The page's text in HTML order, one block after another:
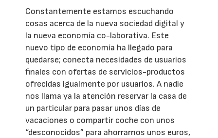
Constantemente estamos escuchando
cosas acerca de la nueva sociedad digital y
la nueva economía co-laborativa. Este
nuevo tipo de economía ha llegado para
quedarse; conecta necesidades de usuarios
finales con ofertas de servicios-productos
ofrecidas igualmente por usuarios. A nadie
nos llama ya la atención reservar la casa de
un particular para pasar unos días de
vacaciones o compartir coche con unos
“desconocidos” para ahorrarnos unos euros,